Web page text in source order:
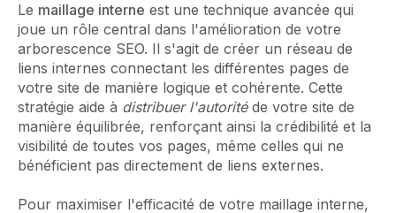
Le maillage interne est une technique avancée qui
joue un rôle central dans l'amélioration de votre
arborescence SEO. Il s'agit de créer un réseau de
liens internes connectant les différentes pages de
votre site de manière logique et cohérente. Cette
stratégie aide à distribuer l'autoritéde votre site de
manière équilibrée, renforçant ainsi la crédibilité et la
visibilité de toutes vos pages, même celles qui ne
bénéficient pas directement de liens externes.
Pour maximiser l'efficacité de votre maillage interne,